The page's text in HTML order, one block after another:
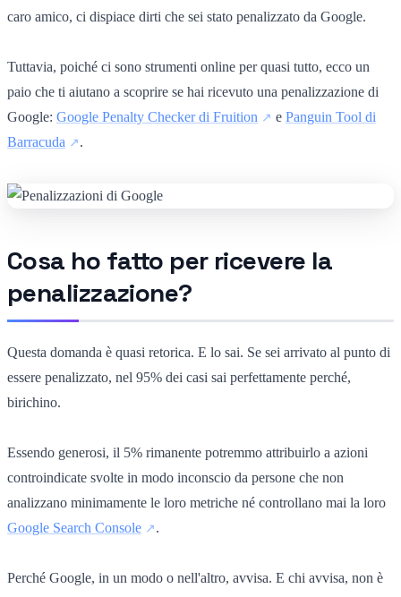
caro amico, ci dispiace dirti che sei stato penalizzato da Google.
Tuttavia, poiché ci sono strumenti online per quasi tutto, ecco un
paio che ti aiutano a scoprire se hai ricevuto una penalizzazione di
Google: Google Penalty Checker di Fruition e Panguin Tool di
Barracuda
.
Cosa ho fatto per ricevere la
penalizzazione?
Questa domanda è quasi retorica. E lo sai. Se sei arrivato al punto di
essere penalizzato, nel 95% dei casi sai perfettamente perché,
birichino.
Essendo generosi, il 5% rimanente potremmo attribuirlo a azioni
controindicate svolte in modo inconscio da persone che non
analizzano minimamente le loro metriche né controllano mai la loro
Google Search Console
.
Perché Google, in un modo o nell'altro, avvisa. E chi avvisa, non è